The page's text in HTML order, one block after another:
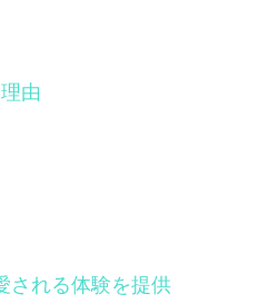
由
される体験を提供